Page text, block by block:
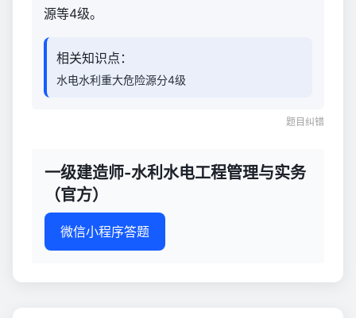
源等4级。
相关知识点：
水电水利重大危险源分4级
题目纠错
一级建造师-水利水电工程管理与实务
（官方）
微信小程序答题